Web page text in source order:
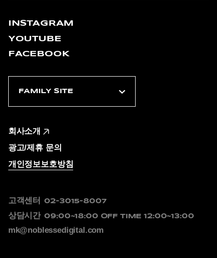
INSTAGRAM
YOUTUBE
FACEBOOK
회사소개
광고/제휴 문의
개인정보보호방침
고객센터 02-3015-8007
상담시간 09:00~18:00 OFF TIME 12:00~13:00
mk@noblessedigital.com